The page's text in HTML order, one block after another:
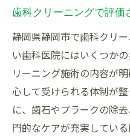
歯科クリーニングで評価
静岡県静岡市で歯科クリ
い歯科医院にはいくつか
リーニング施術の内容が
心して受けられる体制が
に、歯石やプラークの除
門的なケアが充実してい